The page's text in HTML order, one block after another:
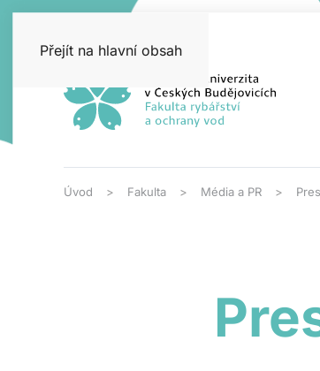
Přejít na hlavní obsah
Úvod Fakulta Média a PR